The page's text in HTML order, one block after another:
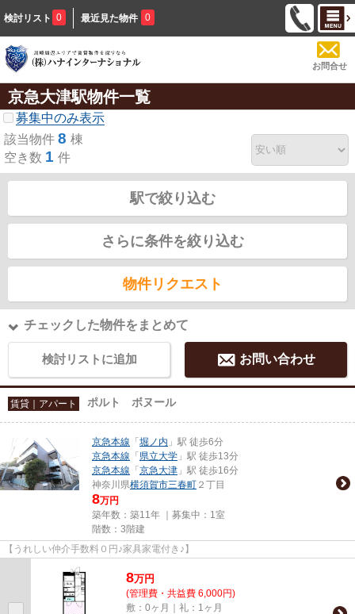
検討リスト 0 最近見た物件 0
お問合せ
京急大津駅物件一覧
募集中のみ表示
該当物件 8 棟
空き数 1 件
駅で絞り込む
さらに条件を絞り込む
物件リクエスト
チェックした物件をまとめて
検討リストに追加 お問い合わせ
賃貸｜アパート ポルト ボヌール
京急本線 「 堀ノ内 」駅 徒歩6分
京急本線 「 県立大学 」駅 徒歩13分
京急本線 「 京急大津 」駅 徒歩16分
神奈川県横須賀市三春町 ２丁目
8万円
築年数：築11年 ｜募集中： 1室
階数：3階建
【うれしい仲介手数料０円♪家具家電付き♪】
8万円
(管理費・共益費 6,000円)
敷：0ヶ月｜礼：1ヶ月